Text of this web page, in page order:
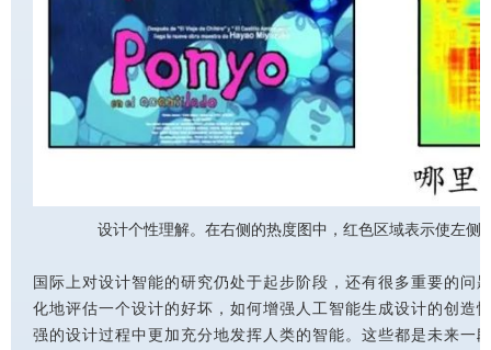
设计个性理解。在右侧的热度图中，红色区域表示使左侧
国际上对设计智能的研究仍处于起步阶段，还有很多重要的问
化地评估一个设计的好坏，如何增强人工智能生成设计的创造
强的设计过程中更加充分地发挥人类的智能。这些都是未来一